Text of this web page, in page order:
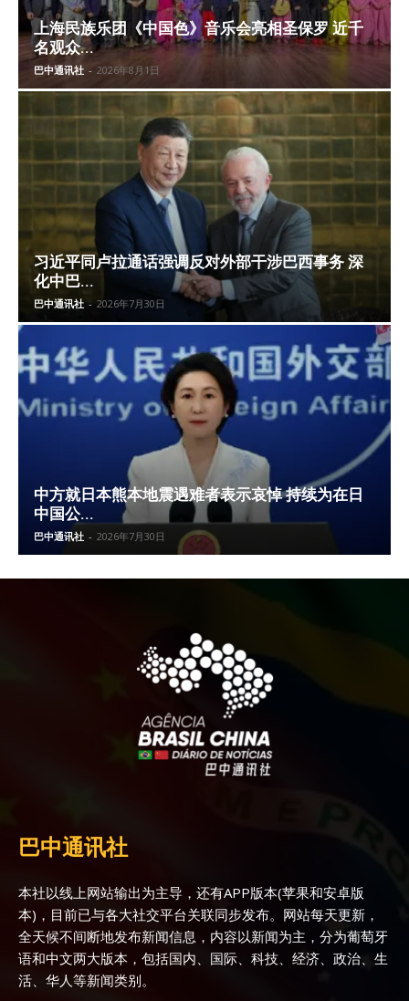
上海民族乐团《中国色》音乐会亮相圣保罗 近千
名观众...
巴中通讯社 - 2026年8月1日
习近平同卢拉通话强调反对外部干涉巴西事务 深
化中巴...
巴中通讯社 - 2026年7月30日
中方就日本熊本地震遇难者表示哀悼 持续为在日
中国公...
巴中通讯社 - 2026年7月30日
巴中通讯社
本社以线上网站输出为主导，还有APP版本(苹果和安卓版
本)，目前已与各大社交平台关联同步发布。网站每天更新，
全天候不间断地发布新闻信息，内容以新闻为主，分为葡萄牙
语和中文两大版本，包括国内、国际、科技、经济、政治、生
活、华人等新闻类别。